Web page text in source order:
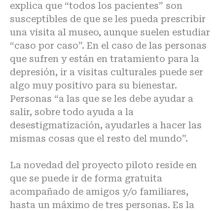
explica que “todos los pacientes” son
susceptibles de que se les pueda prescribir
una visita al museo, aunque suelen estudiar
“caso por caso”. En el caso de las personas
que sufren y están en tratamiento para la
depresión, ir a visitas culturales puede ser
algo muy positivo para su bienestar.
Personas “a las que se les debe ayudar a
salir, sobre todo ayuda a la
desestigmatización, ayudarles a hacer las
mismas cosas que el resto del mundo”.
La novedad del proyecto piloto reside en
que se puede ir de forma gratuita
acompañado de amigos y/o familiares,
hasta un máximo de tres personas. Es la